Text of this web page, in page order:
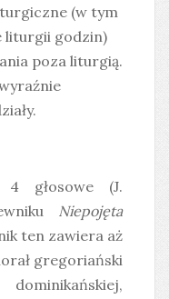
(w tym
liturgii godzin)
poza liturgią.
4 głosowe (J.
Niepojęta
ten zawiera aż
gregoriański